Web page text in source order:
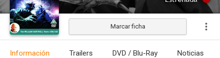
Marcar ficha
Información Trailers DVD / Blu-Ray Noticias